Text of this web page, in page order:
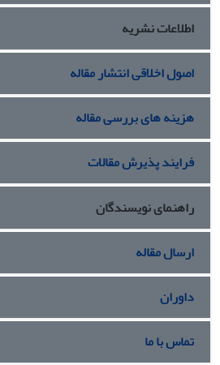
اطلاعات نشریه
اصول اخلاقی انتشار مقاله
هزینه های بررسی مقاله
فرایند پذیرش مقالات
راهنمای نویسندگان
ارسال مقاله
داوران
تماس با ما